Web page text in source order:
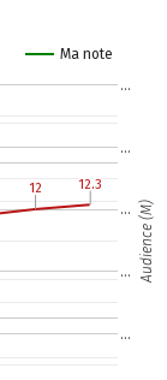
Ma note
…
…
…
…
…
12
12 12.3
12.3
Audience (M)